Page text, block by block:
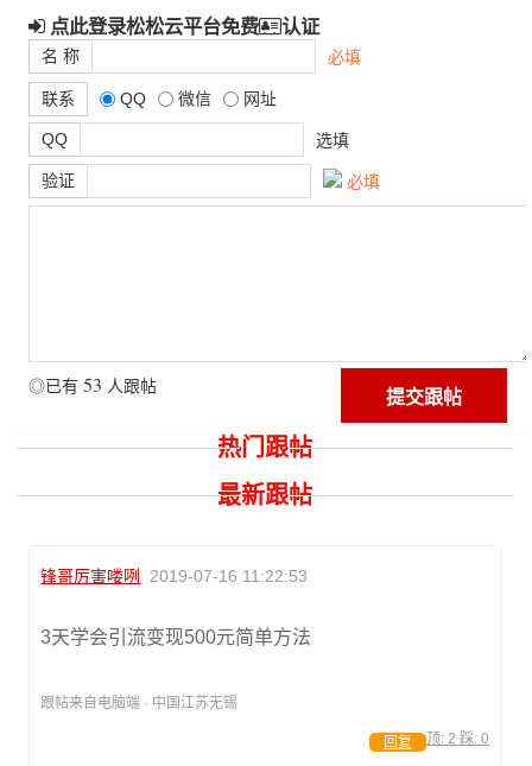
点此登录松松云平台免费 认证
名 称 必填
联系 QQ 微信 网址
QQ 选填
验证 必填
◎已有 53 人跟帖
热门跟帖
最新跟帖
锋哥厉害喽咧 2019-07-16 11:22:53
3天学会引流变现500元简单方法
跟帖来自电脑端 · 中国江苏无锡
顶: 2 踩: 0
回复